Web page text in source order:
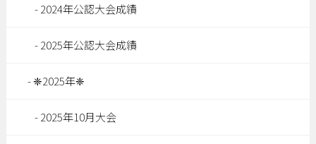
2024年公認大会成績
2025年公認大会成績
❈2025年❈
2025年10月大会